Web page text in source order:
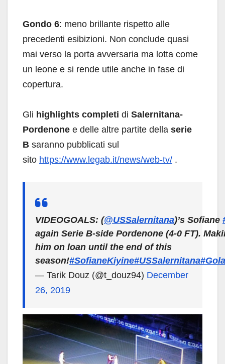
Gondo 6: meno brillante rispetto alle
precedenti esibizioni. Non conclude quasi
mai verso la porta avversaria ma lotta come
un leone e si rende utile anche in fase di
copertura.
Gli highlights completi di Salernitana-
Pordenone e delle altre partite della serie
B saranno pubblicati sul
sito https://www.legab.it/news/web-tv/ .
VIDEOGOALS: (@USSalernitana)’s Sofiane
again Serie B-side Pordenone (4-0 FT).
him on loan until the end of this
season!#SofianeKiyine#USSalernitana
— Tarik Douz (@t_douz94) December
26, 2019